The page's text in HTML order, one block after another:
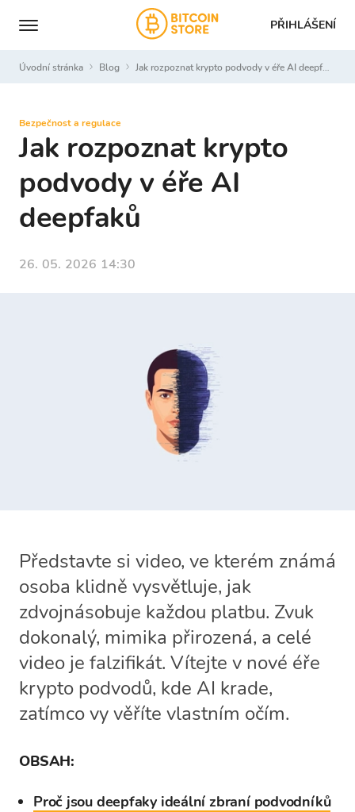
PŘIHLÁŠENÍ
Úvodní stránka Blog Jak rozpoznat krypto podvody v éře AI deepfaků
Bezpečnost a regulace
Jak rozpoznat krypto
podvody v éře AI
deepfaků
26. 05. 2026 14:30
Představte si video, ve kterém známá
osoba klidně vysvětluje, jak
zdvojnásobuje každou platbu. Zvuk
dokonalý, mimika přirozená, a celé
video je falzifikát. Vítejte v nové éře
krypto podvodů, kde AI krade,
zatímco vy věříte vlastním očím.
OBSAH:
Proč jsou deepfaky ideální zbraní podvodníků